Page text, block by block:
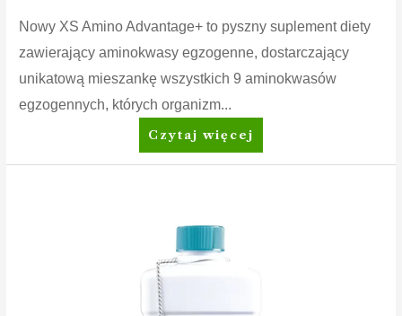
Nowy XS Amino Advantage+ to pyszny suplement diety
zawierający aminokwasy egzogenne, dostarczający
unikatową mieszankę wszystkich 9 aminokwasów
egzogennych, których organizm...
XS™
Amino
Czytaj więcej